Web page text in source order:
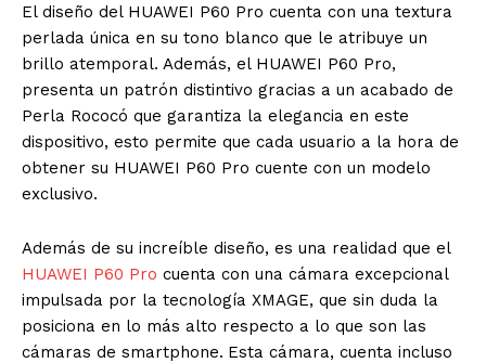
El diseño del HUAWEI P60 Pro cuenta con una textura
perlada única en su tono blanco que le atribuye un
brillo atemporal. Además, el HUAWEI P60 Pro,
presenta un patrón distintivo gracias a un acabado de
Perla Rococó que garantiza la elegancia en este
dispositivo, esto permite que cada usuario a la hora de
obtener su HUAWEI P60 Pro cuente con un modelo
exclusivo.
Además de su increíble diseño, es una realidad que el
HUAWEI P60 Pro cuenta con una cámara excepcional
impulsada por la tecnología XMAGE, que sin duda la
posiciona en lo más alto respecto a lo que son las
cámaras de smartphone. Esta cámara, cuenta incluso